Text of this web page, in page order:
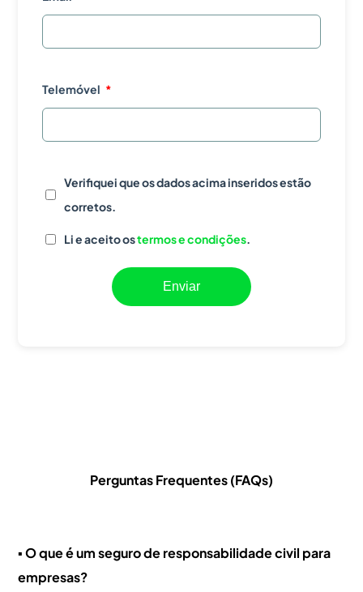
Telemóvel
Verifiquei que os dados acima inseridos estão
corretos.
Li e aceito ostermos e condições.
Enviar
Perguntas Frequentes (FAQs)
▪️ O que é um seguro de responsabilidade civil para
empresas?